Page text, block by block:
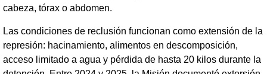
cabeza, tórax o abdomen.
Las condiciones de reclusión funcionan como extensión de la
represión: hacinamiento, alimentos en descomposición,
acceso limitado a agua y pérdida de hasta 20 kilos durante la